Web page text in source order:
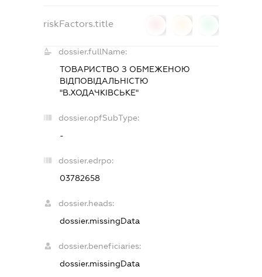
riskFactors.title
dossier.fullName:
ТОВАРИСТВО З ОБМЕЖЕНОЮ
ВІДПОВІДАЛЬНІСТЮ
"В.ХОДАЧКІВСЬКЕ"
dossier.opfSubType:
-
dossier.edrpo:
03782658
dossier.heads:
dossier.missingData
dossier.beneficiaries:
dossier.missingData